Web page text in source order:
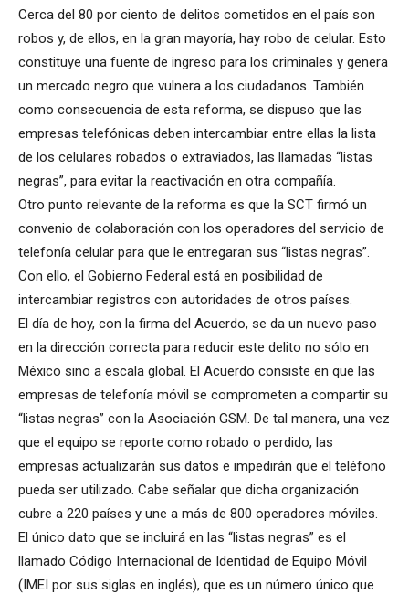
Cerca del 80 por ciento de delitos cometidos en el país son
robos y, de ellos, en la gran mayoría, hay robo de celular. Esto
constituye una fuente de ingreso para los criminales y genera
un mercado negro que vulnera a los ciudadanos. También
como consecuencia de esta reforma, se dispuso que las
empresas telefónicas deben intercambiar entre ellas la lista
de los celulares robados o extraviados, las llamadas “listas
negras”, para evitar la reactivación en otra compañía.
Otro punto relevante de la reforma es que la SCT firmó un
convenio de colaboración con los operadores del servicio de
telefonía celular para que le entregaran sus “listas negras”.
Con ello, el Gobierno Federal está en posibilidad de
intercambiar registros con autoridades de otros países.
El día de hoy, con la firma del Acuerdo, se da un nuevo paso
en la dirección correcta para reducir este delito no sólo en
México sino a escala global. El Acuerdo consiste en que las
empresas de telefonía móvil se comprometen a compartir su
“listas negras” con la Asociación GSM. De tal manera, una vez
que el equipo se reporte como robado o perdido, las
empresas actualizarán sus datos e impedirán que el teléfono
pueda ser utilizado. Cabe señalar que dicha organización
cubre a 220 países y une a más de 800 operadores móviles.
El único dato que se incluirá en las “listas negras” es el
llamado Código Internacional de Identidad de Equipo Móvil
(IMEI por sus siglas en inglés), que es un número único que